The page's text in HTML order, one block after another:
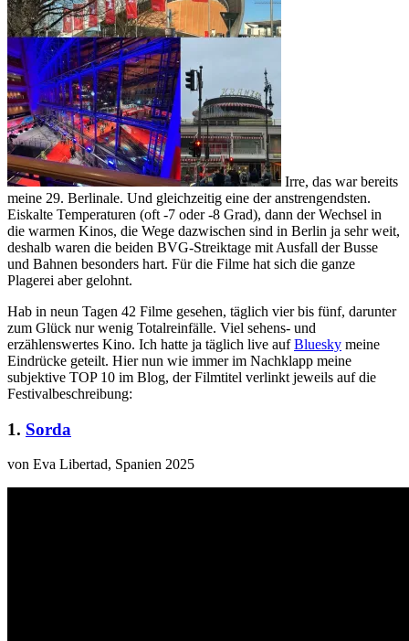
Irre, das war bereits
meine 29. Berlinale. Und gleichzeitig eine der anstrengendsten.
Eiskalte Temperaturen (oft -7 oder -8 Grad), dann der Wechsel in
die warmen Kinos, die Wege dazwischen sind in Berlin ja sehr weit,
deshalb waren die beiden BVG-Streiktage mit Ausfall der Busse
und Bahnen besonders hart. Für die Filme hat sich die ganze
Plagerei aber gelohnt.
Hab in neun Tagen 42 Filme gesehen, täglich vier bis fünf, darunter
zum Glück nur wenig Totalreinfälle. Viel sehens- und
erzählenswertes Kino. Ich hatte ja täglich live aufBluesky meine
Eindrücke geteilt. Hier nun wie immer im Nachklapp meine
subjektive TOP 10 im Blog, der Filmtitel verlinkt jeweils auf die
Festivalbeschreibung:
1. Sorda
von Eva Libertad, Spanien 2025